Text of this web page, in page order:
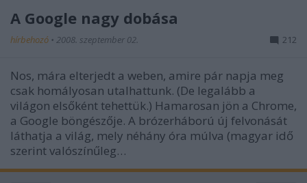
A Google nagy dobása
hírbehozó • 2008. szeptember 02. 212
Nos, mára elterjedt a weben, amire pár napja meg
csak homályosan utalhattunk. (De legalább a
világon elsőként tehettük.) Hamarosan jön a Chrome,
a Google böngészője. A brózerháború új felvonását
láthatja a világ, mely néhány óra múlva (magyar idő
szerint valószínűleg…